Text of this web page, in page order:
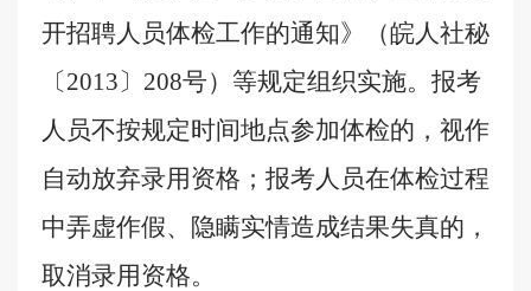
开招聘人员体检工作的通知》（皖人社秘
〔2013〕 208号）等规定组织实施。报考
人员不按规定时间地点参加体检的，视作
自动放弃录用资格；报考人员在体检过程
中弄虚作假、隐瞒实情造成结果失真的，
取消录用资格。